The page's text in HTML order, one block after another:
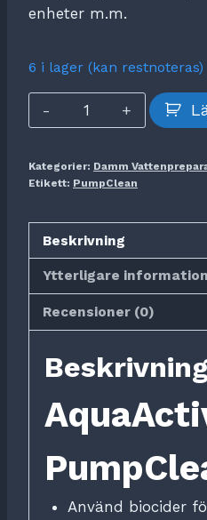
enheter m.m.
6 i lager (kan restnoteras)
AquaActiv
PumpClean
Kategorier: Damm
Etikett: PumpClean
Beskrivning
Ytterligare information
Recensioner (0)
Använd biocider